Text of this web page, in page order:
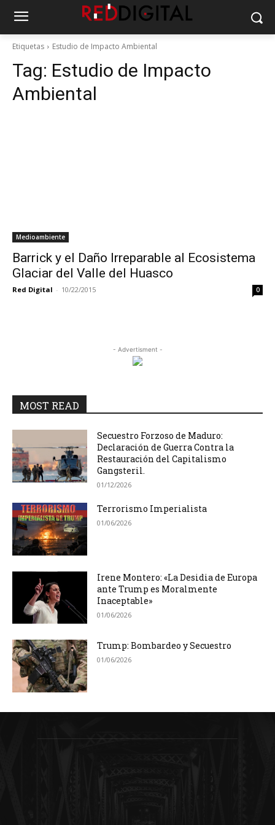
Etiquetas Estudio de Impacto Ambiental
Tag: Estudio de Impacto
Ambiental
Medioambiente
Barrick y el Daño Irreparable al Ecosistema
Glaciar del Valle del Huasco
Red Digital - 10/22/2015 0
- Advertisment -
MOST READ
Secuestro Forzoso de Maduro:
Declaración de Guerra Contra la
Restauración del Capitalismo
Gangsteril.
01/12/2026
Terrorismo Imperialista
01/06/2026
Irene Montero: «La Desidia de Europa
ante Trump es Moralmente
Inaceptable»
01/06/2026
Trump: Bombardeo y Secuestro
01/06/2026